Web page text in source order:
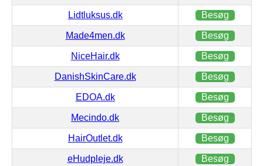
Lidtluksus.dk Besøg
Made4men.dk Besøg
NiceHair.dk Besøg
DanishSkinCare.dk Besøg
EDOA.dk Besøg
Mecindo.dk Besøg
HairOutlet.dk Besøg
eHudpleje.dk Besøg